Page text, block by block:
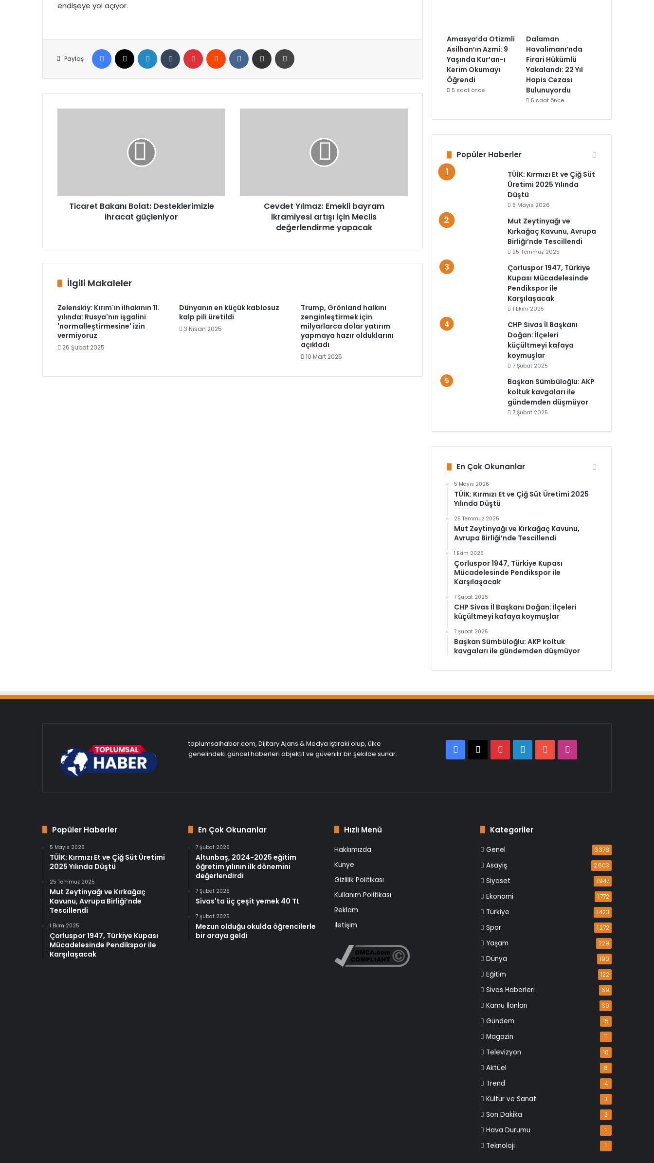
endişeye yol açıyor.
Paylaş
Facebook LinkedIn Tumblr Pinterest Reddit VKontakteE-Posta ile paylaş
Ticaret Bakanı Bolat: Desteklerimizle
ihracat güçleniyor
değerlendirme
yapacakCevdet Yılmaz: Emekli bayram
ikramiyesi artışı için Meclis
değerlendirme yapacak
İlgili Makaleler
Zelenskiy: Kırım'ın ilhakının 11.
yılında: Rusya'nın işgalini
'normalleştirmesine' izin
vermiyoruz
26 Şubat 2025
Dünyanın en küçük kablosuz
kalp pili üretildi
3 Nisan 2025
Trump, Grönland halkını
zenginleştirmek için
milyarlarca dolar yatırım
yapmaya hazır olduklarını
açıkladı
10 Mart 2025
Amasya’da Otizmli
Asilhan’ın Azmi: 9
Yaşında Kur’an-ı
Kerim Okumayı
Öğrendi
5 saat önce
Dalaman
Havalimanı’nda
Firari Hükümlü
Yakalandı: 22 Yıl
Hapis Cezası
Bulunuyordu
5 saat önce
Popüler Haberler
TÜİK: Kırmızı Et ve Çiğ Süt
Üretimi 2025 Yılında
Düştü
5 Mayıs 2026
Mut Zeytinyağı ve
Kırkağaç Kavunu, Avrupa
Birliği’nde Tescillendi
25 Temmuz 2025
Çorluspor 1947, Türkiye
Kupası Mücadelesinde
Pendikspor ile
Karşılaşacak
1 Ekim 2025
CHP Sivas İl Başkanı
Doğan: İlçeleri
küçültmeyi kafaya
koymuşlar
7 Şubat 2025
Başkan Sümbüloğlu: AKP
koltuk kavgaları ile
gündemden düşmüyor
7 Şubat 2025
En Çok Okunanlar
5 Mayıs 2026
TÜİK: Kırmızı Et ve Çiğ Süt Üretimi 2025
Yılında Düştü
25 Temmuz 2025
Mut Zeytinyağı ve Kırkağaç Kavunu,
Avrupa Birliği’nde Tescillendi
1 Ekim 2025
Çorluspor 1947, Türkiye Kupası
Mücadelesinde Pendikspor ile
Karşılaşacak
7 Şubat 2025
CHP Sivas İl Başkanı Doğan: İlçeleri
küçültmeyi kafaya koymuşlar
7 Şubat 2025
Başkan Sümbüloğlu: AKP koltuk
kavgaları ile gündemden düşmüyor
toplumsalhaber.com, Dijitary Ajans & Medya iştiraki olup, ülke
genelindeki güncel haberleri objektif ve güvenilir bir şekilde sunar.
Facebook
X PinterestLinkedInYouTube
Popüler Haberler
5 Mayıs 2026
TÜİK: Kırmızı Et ve Çiğ Süt Üretimi
2025 Yılında Düştü
25 Temmuz 2025
Mut Zeytinyağı ve Kırkağaç
Kavunu, Avrupa Birliği’nde
Tescillendi
1 Ekim 2025
Çorluspor 1947, Türkiye Kupası
Mücadelesinde Pendikspor ile
Karşılaşacak
En Çok Okunanlar
7 Şubat 2025
Altunbaş, 2024-2025 eğitim
öğretim yılının ilk dönemini
değerlendirdi
7 Şubat 2025
Sivas'ta üç çeşit yemek 40 TL
7 Şubat 2025
Mezun olduğu okulda öğrencilerle
bir araya geldi
Hızlı Menü
Hakkımızda
Künye
Gizlilik Politikası
Kullanım Politikası
Reklam
İletişim
Kategoriler
Genel 3.378
Asayiş 2.603
Siyaset 1.947
Ekonomi 1.772
Türkiye 1.423
Spor 1.272
Yaşam 229
Dünya 190
Eğitim 122
Sivas Haberleri 69
Kamu İlanları 30
Gündem 15
Magazin 11
Televizyon 10
Aktüel 8
Trend 4
Kültür ve Sanat 3
Son Dakika 2
Hava Durumu 1
Teknoloji 1